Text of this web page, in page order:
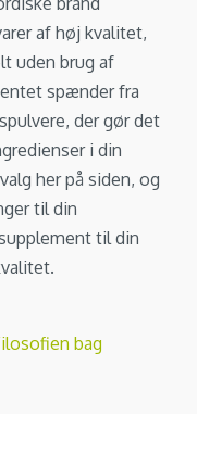
af høj kvalitet,
uden brug af
spænder fra
der gør det
i din
her på siden, og
til din
til din
bag